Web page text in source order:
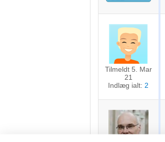
Tilmeldt 5. Mar
21
Indlæg ialt: 2